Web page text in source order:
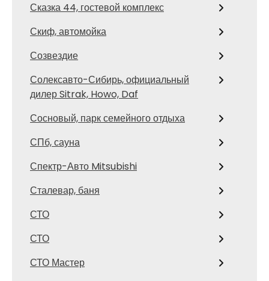
Сказка 44, гостевой комплекс
Скиф, автомойка
Созвездие
Солексавто-Сибирь, официальный
дилер Sitrak, Howo, Daf
Сосновый, парк семейного отдыха
СПб, сауна
Спектр-Авто Mitsubishi
Сталевар, баня
СТО
СТО
СТО Мастер